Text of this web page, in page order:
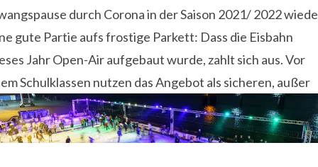
durch Corona in der Saison 2021/ 2022
gute Partie aufs frostige Parkett: Dass die Eisbahn
Jahr Open-Air aufgebaut wurde, zahlt sich aus. Vor
Schulklassen nutzen das Angebot als sicheren, außer